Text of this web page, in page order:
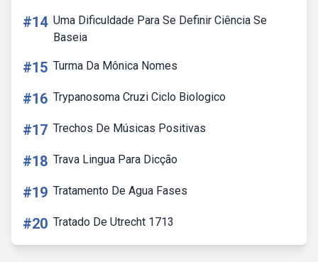
#14 Uma Dificuldade Para Se Definir Ciência Se
Baseia
#15 Turma Da Mônica Nomes
#16 Trypanosoma Cruzi Ciclo Biologico
#17 Trechos De Músicas Positivas
#18 Trava Lingua Para Dicção
#19 Tratamento De Agua Fases
#20 Tratado De Utrecht 1713